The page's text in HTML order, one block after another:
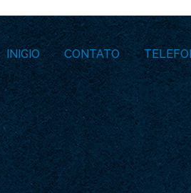
INICIO CONTATO